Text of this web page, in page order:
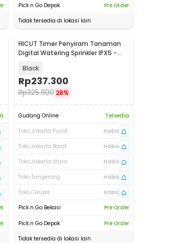
Pick n Go Depok
Pre Order
Tidak tersedia di lokasi lain
HICUT Timer Penyiram Tanaman
Digital Watering Sprinkler IPX5 -
Black
Rp237.300
Rp325.900 28%
Gudang Online
Tersedia
Toko Jakarta Pusat
Habis
Toko Jakarta Barat
Habis
Toko Jakarta Utara
Habis
Toko Tangerang
Habis
Toko Cikupa
Habis
Pick n Go Bekasi
Pre Order
Pick n Go Depok
Pre Order
Tidak tersedia di lokasi lain